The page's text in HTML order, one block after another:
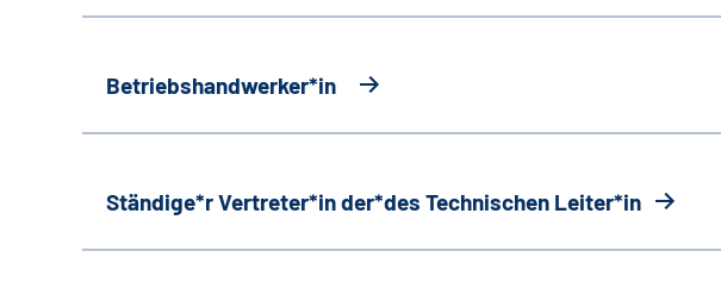
Betriebshandwerker*in
Ständige*r Vertreter*in der*des Technischen Leiter*in